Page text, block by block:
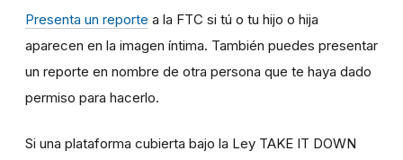
Presenta un reporte a la FTC si tú o tu hijo o hija
aparecen en la imagen íntima. También puedes presentar
un reporte en nombre de otra persona que te haya dado
permiso para hacerlo.
Si una plataforma cubierta bajo la Ley TAKE IT DOWN